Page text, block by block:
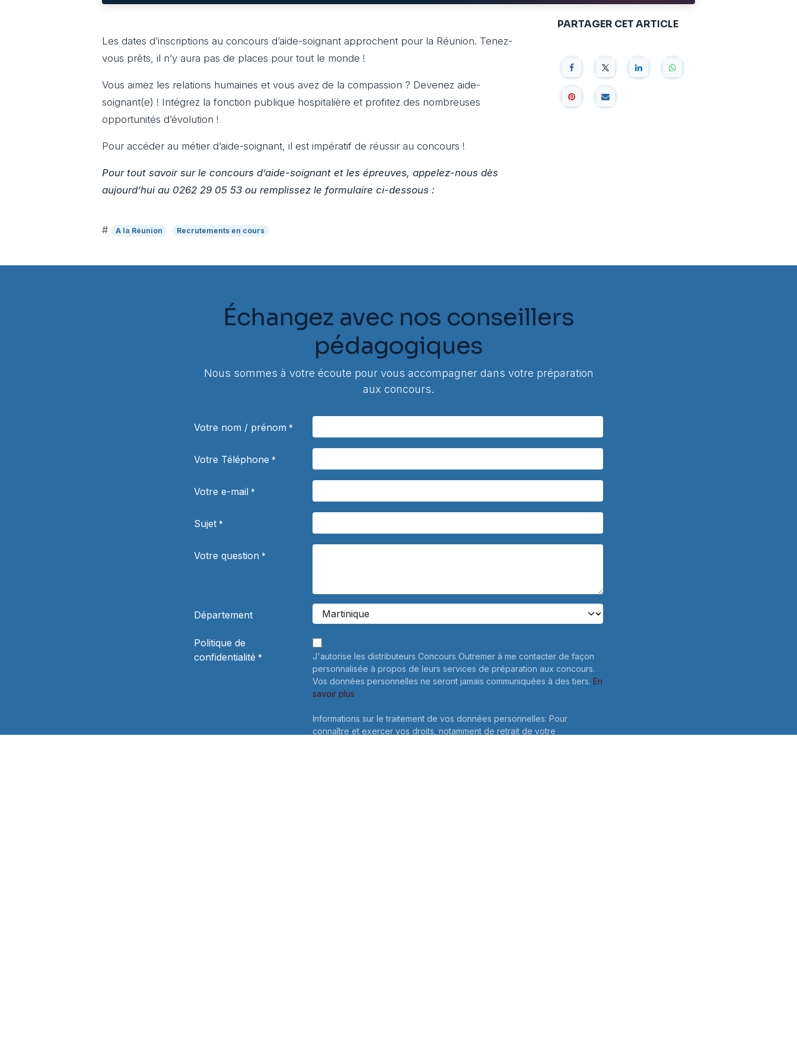
Les dates d’inscriptions au concours d’aide-soignant approchent pour la Réunion. Tenez-
vous prêts, il n’y aura pas de places pour tout le monde !
Vous aimez les relations humaines et vous avez de la compassion ? Devenez aide-
soignant(e) ! Intégrez la fonction publique hospitalière et profitez des nombreuses
opportunités d’évolution !
Pour accéder au métier d’aide-soignant, il est impératif de réussir au concours !
Pour tout savoir sur le concours d’aide-soignant et les épreuves, appelez-nous dès
aujourd’hui au 0262 29 05 53 ou remplissez le formulaire ci-dessous :
# A la Réunion Recrutements en cours
PARTAGER CET ARTICLE
Échangez avec nos conseillers
pédagogiques
Nous sommes à votre écoute pour vous accompagner dans votre préparation
aux concours.
Votre nom / prénom *
Votre Téléphone *
Votre e-mail *
Sujet *
Votre question *
Département
Politique de
confidentialité *
J'autorise les distributeurs Concours Outremer à me contacter de façon
personnalisée à propos de leurs services de préparation aux concours.
Vos données personnelles ne seront jamais communiquées à des tiers. En
savoir plus
Informations sur le traitement de vos données personnelles: Pour
connaître et exercer vos droits, notamment de retrait de votre